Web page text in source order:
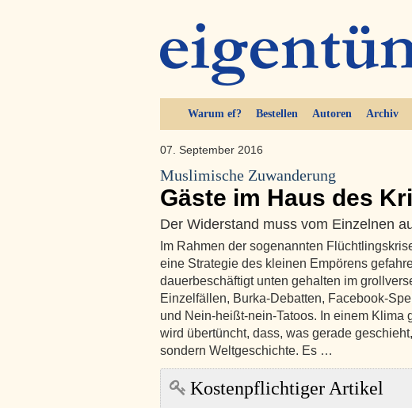
Warum ef? Bestellen Autoren Archiv
07. September 2016
Muslimische Zuwanderung
Gäste im Haus des
Der Widerstand muss vom Einzelnen
Im Rahmen der sogenannten
eine Strategie des kleinen Empörens
dauerbeschäftigt unten gehalten im
Einzelfällen, Burka-Debatten, Facebook-
und Nein-heißt-nein-Tatoos. In einem Klima
wird übertüncht, dass, was gerade
sondern Weltgeschichte. Es …
Kostenpflichtiger Artikel